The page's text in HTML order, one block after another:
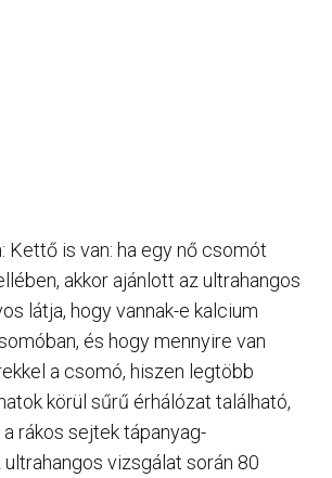
Kettő is van: ha egy nő csomót
akkor ajánlott az ultrahangos
látja, hogy vannak-e kalcium
és hogy mennyire van
a csomó, hiszen legtöbb
körül sűrű érhálózat található,
rákos sejtek tápanyag-
vizsgálat során 80